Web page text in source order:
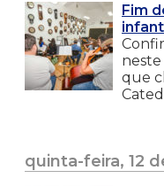
Fim
que
quinta-feira, 12